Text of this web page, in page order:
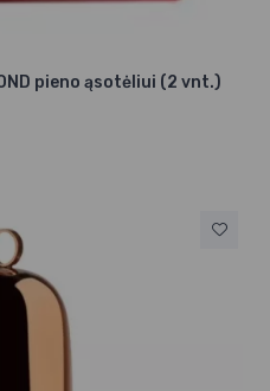
pieno ąsotėliui (2 vnt.)